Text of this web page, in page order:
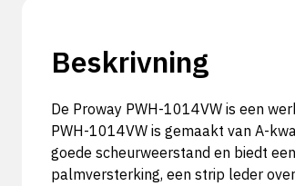
Beskrivning
De Proway PWH-1014VW is een
PWH-1014VW is gemaakt van A-
goede scheurweerstand en biedt
palmversterking, een strip leder